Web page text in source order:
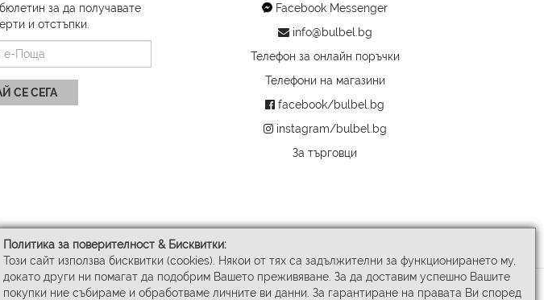
Политика за поверителност & Бисквитки:
Този сайт използва бисквитки (cookies). Някои от тях са задължителни за функционирането му,
докато други ни помагат да подобрим Вашето преживяване. За да доставим успешно Вашите
покупки ние събираме и обработваме личните ви данни. За гарантиране на правата Ви според
за да получавате
и отстъпки.
СЕ СЕГА
Facebook Messenger
info@bulbel.bg
Телефон за онлайн поръчки
Телефони на магазини
facebook/bulbel.bg
instagram/bulbel.bg
За търговци